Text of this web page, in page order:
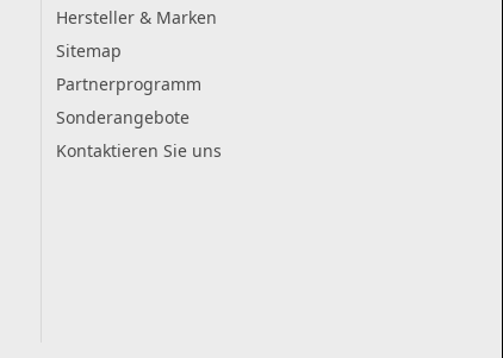
Hersteller & Marken
Sitemap
Partnerprogramm
Sonderangebote
Kontaktieren Sie uns